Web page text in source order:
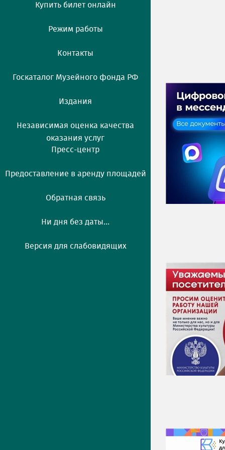
Купить билет онлайн
Режим работы
Контакты
Госкаталог Музейного фонда РФ
Издания
Независимая оценка качества
оказания услуг
Пресс-центр
Предоставление в аренду площадей
Обратная связь
Ни дня без даты...
Версия для слабовидящих